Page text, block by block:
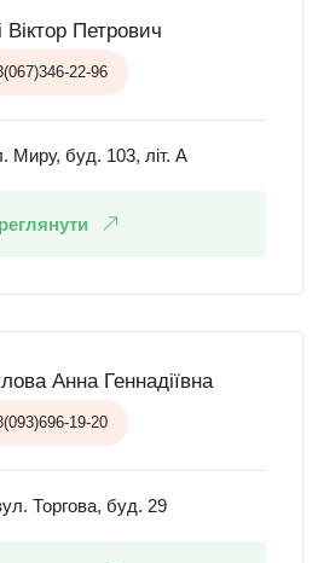
Петрович
22-96
Миру, буд. 103, літ. А
Анна Геннадіївна
19-20
Торгова, буд. 29